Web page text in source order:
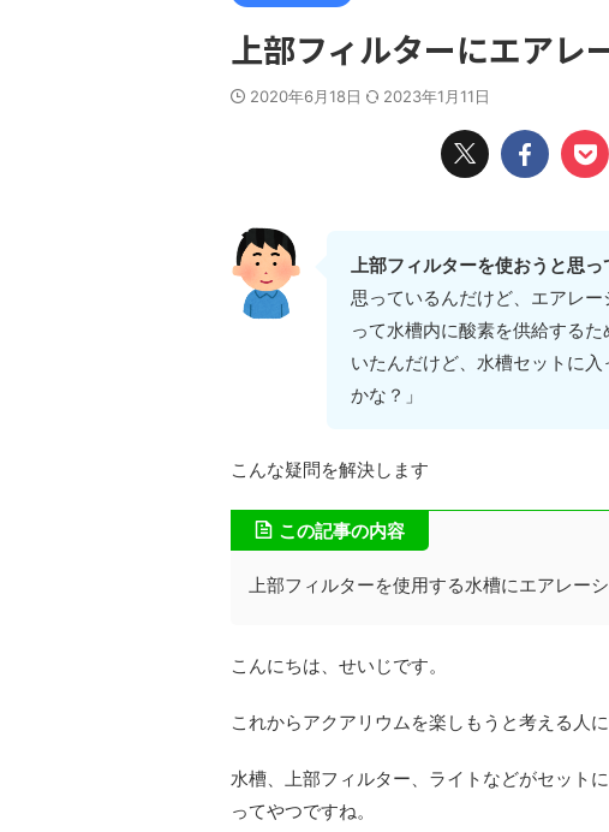
上部フィルターにエアレ
2020年6月18日 2023年1月11日
上部フィルターを使おうと思っ
思っているんだけど、エアレ
って水槽内に酸素を供給する
いたんだけど、水槽セットに
かな？」
こんな疑問を解決します
この記事の内容
上部フィルターを使用する水槽にエアレー
こんにちは、せいじです。
これからアクアリウムを楽しもうと考える人
水槽、上部フィルター、ライトなどがセット
ってやつですね。